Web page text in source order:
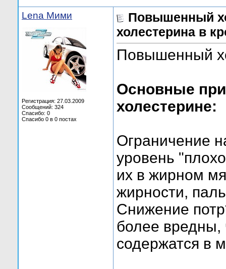
Lena Мими
Регистрация: 27.03.2009
Сообщений: 324
Спасибо: 0
Спасибо 0 в 0 постах
Повышенный
холестерина в
Повышенный
Основные
холестерине:
Ограничение
уровень
их в жирном
жирности,
Снижение
более
содержатся в